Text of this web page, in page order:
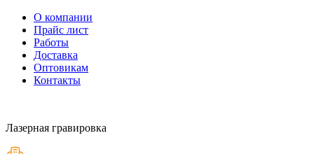
О компании
Прайс лист
Работы
Доставка
Оптовикам
Контакты
Лазерная гравировка